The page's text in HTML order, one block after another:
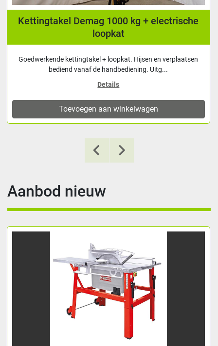
Kettingtakel Demag 1000 kg + electrische
loopkat
Goedwerkende kettingtakel + loopkat. Hijsen en verplaatsen
bediend vanaf de handbediening. Uitg...
Details
Toevoegen aan winkelwagen
Aanbod nieuw